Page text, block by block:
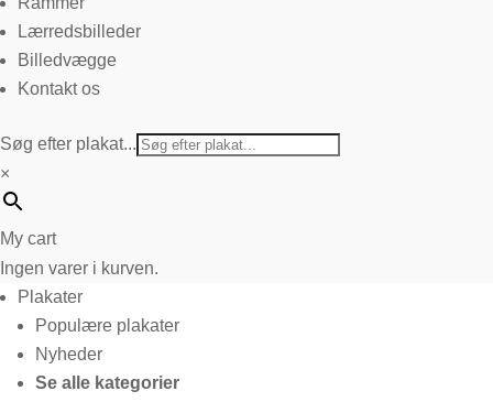
Lærredsbilleder
Billedvægge
Kontakt os
Søg efter plakat...
×
My cart
Ingen varer i kurven.
Plakater
Populære plakater
Nyheder
Se alle kategorier